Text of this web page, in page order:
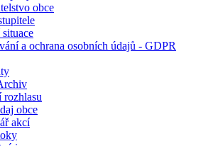
obce
a ochrana osobních údajů - GDPR
rozhlasu
obce
akcí